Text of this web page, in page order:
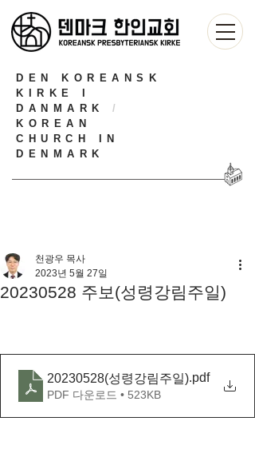
DEN KOREANSK
KIRKE I
DANMARK /
KOREAN
CHURCH IN
DENMARK
20230528 주보(성령강림주일)
천광우 목사
2023년 5월 27일
20230528(성령강림주일).pdf
PDF 다운로드 • 523KB